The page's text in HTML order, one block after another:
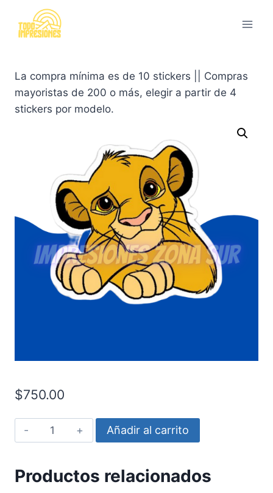
contenido
La compra mínima es de 10 stickers || Compras
mayoristas de 200 o más, elegir a partir de 4
stickers por modelo.
$750.00
Simba
-
Rey
Añadir al carrito
Productos relacionados